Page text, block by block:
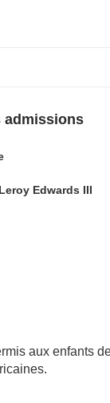
admissions
Leroy Edwards III
aux enfants